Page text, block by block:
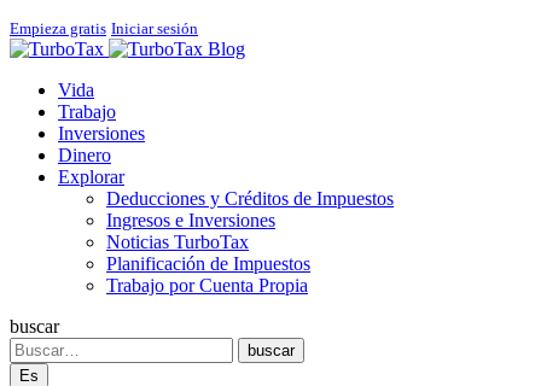
Empieza gratis Iniciar sesión
Blog
Vida
Trabajo
Inversiones
Dinero
Explorar
Deducciones y Créditos de Impuestos
Ingresos e Inversiones
Noticias TurboTax
Planificación de Impuestos
Trabajo por Cuenta Propia
buscar
Search
buscar
Es